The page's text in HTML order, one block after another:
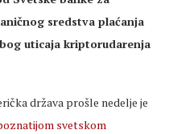
sredstva plaćanja
uticaja kriptorudarenja
država prošle nedelje je
svetskom